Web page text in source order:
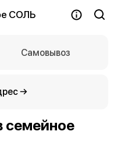
СОЛЬ
Самовывоз
→
семейное